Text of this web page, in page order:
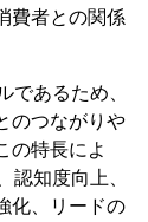
費者との関係
であるため、
のつながりや
の特長によ
認知度向上、
化、リードの